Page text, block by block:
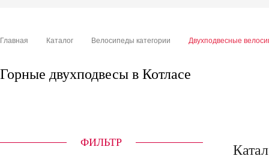
Главная Каталог Велосипеды категории Двухподвесные
Горные двухподвесы в Котласе
ФИЛЬТР